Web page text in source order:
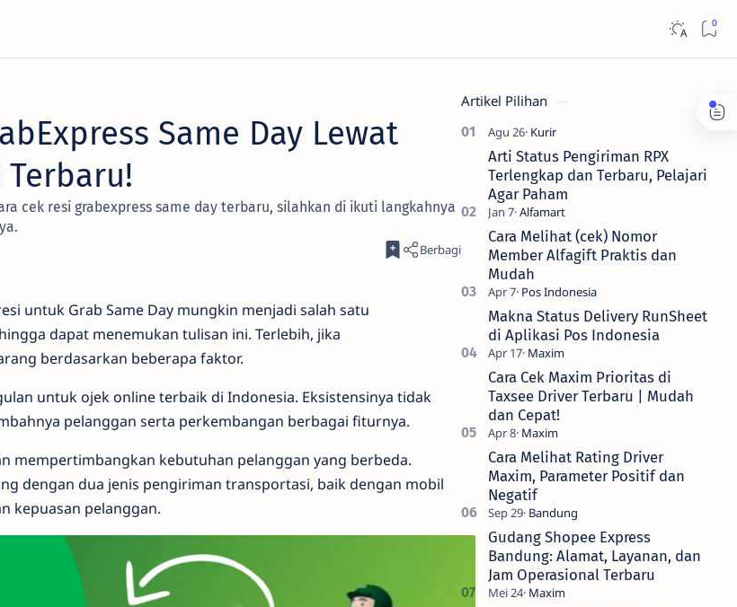
Same Day Lewat
cek resi grabexpress same day terbaru, silahkan di ikuti langkahnya
untuk Grab Same Day mungkin menjadi salah satu
dapat menemukan tulisan ini. Terlebih, jika
berdasarkan beberapa faktor.
untuk ojek online terbaik di Indonesia. Eksistensinya tidak
pelanggan serta perkembangan berbagai fiturnya.
mempertimbangkan kebutuhan pelanggan yang berbeda.
dengan dua jenis pengiriman transportasi, baik dengan mobil
kepuasan pelanggan.
Artikel Pilihan
Arti Status Pengiriman RPX
Terlengkap dan Terbaru, Pelajari
Agar Paham
Cara Melihat (cek) Nomor
Member Alfagift Praktis dan
Mudah
Makna Status Delivery RunSheet
di Aplikasi Pos Indonesia
Cara Cek Maxim Prioritas di
Taxsee Driver Terbaru | Mudah
dan Cepat!
Cara Melihat Rating Driver
Maxim, Parameter Positif dan
Negatif
Gudang Shopee Express
Bandung: Alamat, Layanan, dan
Jam Operasional Terbaru